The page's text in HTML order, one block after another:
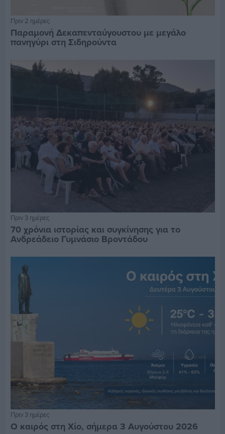
Πριν 2 ημέρες
Παραμονή Δεκαπενταύγουστου με μεγάλο
πανηγύρι στη Σιδηρούντα
Πριν 3 ημέρες
70 χρόνια ιστορίας και συγκίνησης για το
Ανδρεάδειο Γυμνάσιο Βροντάδου
Πριν 3 ημέρες
Ο καιρός στη Χίο, σήμερα 3 Αυγούστου 2026